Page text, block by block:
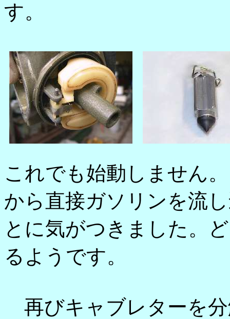
す。
これでも始動しません
から直接ガソリンを流
とに気がつきました。
るようです。
再びキャブレターを